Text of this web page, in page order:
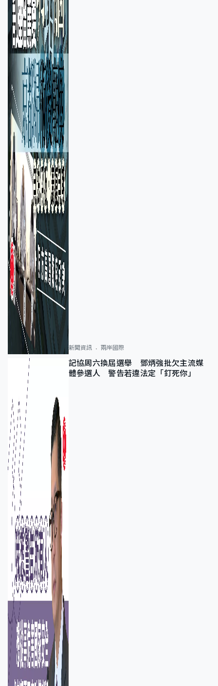
新聞資訊 兩岸國際
記協周六換屆選舉 鄧炳強批欠主流媒
體參選人 警告若違法定「釘死你」